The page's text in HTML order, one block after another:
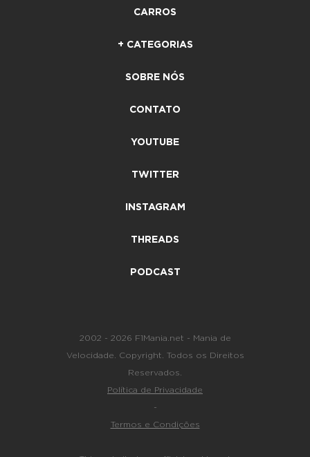
CARROS
+ CATEGORIAS
SOBRE NÓS
CONTATO
YOUTUBE
TWITTER
INSTAGRAM
THREADS
PODCAST
2002 - 2026 F1Mania.net - Mania de
Velocidade. Copyright. Todos os Direitos
Reservados.
Política de Privacidade
-
Termos e Condições